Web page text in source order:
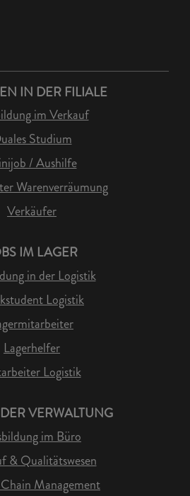
IN DER FILIALE
im Verkauf
Studium
/ Aushilfe
Warenverräumung
Verkäufer
IM LAGER
in der Logistik
Logistik
Lagerhelfer
Logistik
VERWALTUNG
im Büro
& Qualitätswesen
Management